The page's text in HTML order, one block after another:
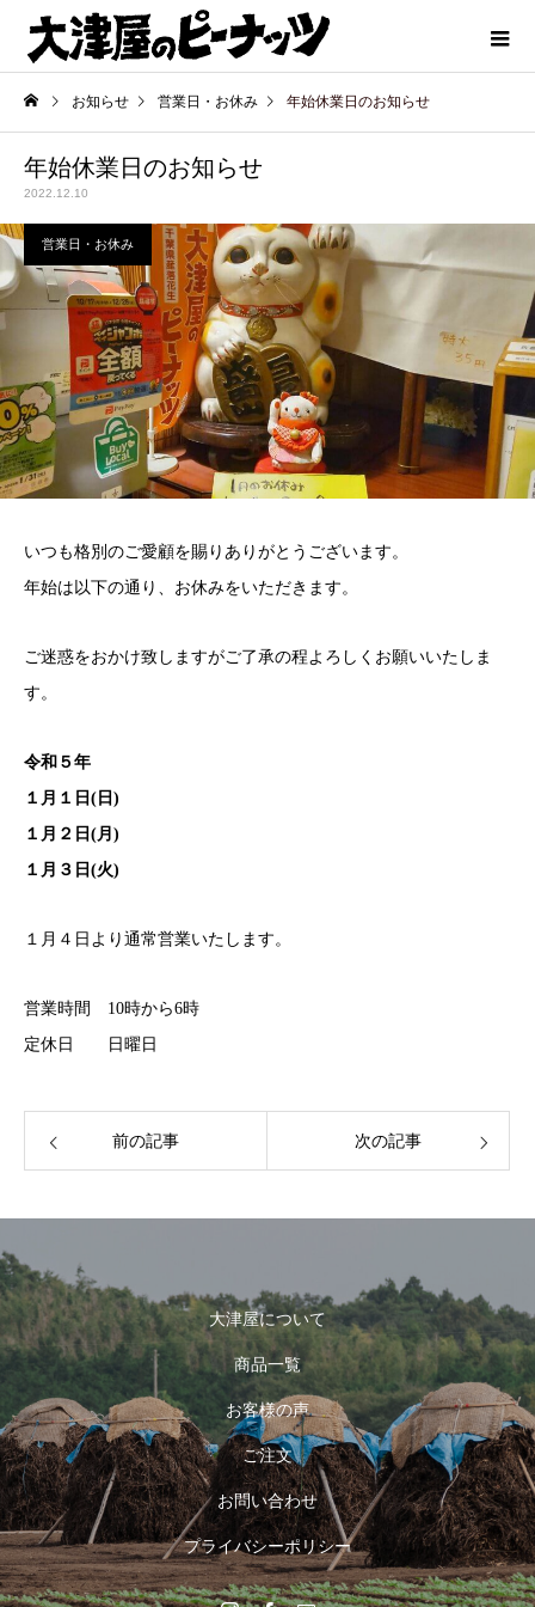
お知らせ 営業日・お休み 年始休業日のお知らせ
年始休業日のお知らせ
2022.12.10
営業日・お休み
いつも格別のご愛顧を賜りありがとうございます。
年始は以下の通り、お休みをいただきます。
ご迷惑をおかけ致しますがご了承の程よろしくお願いいたしま
す。
令和５年
１月１日(日)
１月２日(月)
１月３日(火)
１月４日より通常営業いたします。
営業時間 10時から6時
定休日 日曜日
前の記事 次の記事
大津屋について
商品一覧
お客様の声
ご注文
お問い合わせ
プライバシーポリシー